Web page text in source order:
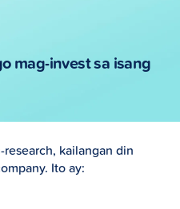
mag-invest sa isang
kailangan din
Ito ay: